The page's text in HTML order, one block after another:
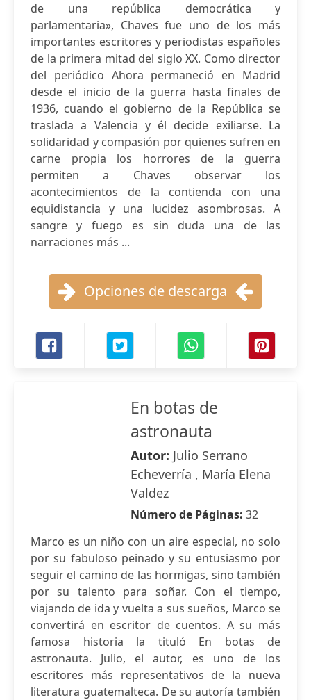
de una república democrática y
parlamentaria», Chaves fue uno de los más
importantes escritores y periodistas españoles
de la primera mitad del siglo XX. Como director
del periódico Ahora permaneció en Madrid
desde el inicio de la guerra hasta finales de
1936, cuando el gobierno de la República se
traslada a Valencia y él decide exiliarse. La
solidaridad y compasión por quienes sufren en
carne propia los horrores de la guerra
permiten a Chaves observar los
acontecimientos de la contienda con una
equidistancia y una lucidez asombrosas. A
sangre y fuego es sin duda una de las
narraciones más ...
Opciones de descarga
En botas de
astronauta
Autor: Julio Serrano
Echeverría , María Elena
Valdez
Número de Páginas: 32
Marco es un niño con un aire especial, no solo
por su fabuloso peinado y su entusiasmo por
seguir el camino de las hormigas, sino también
por su talento para soñar. Con el tiempo,
viajando de ida y vuelta a sus sueños, Marco se
convertirá en escritor de cuentos. A su más
famosa historia la tituló En botas de
astronauta. ​Julio, el autor, es uno de los
escritores más representativos de la nueva
literatura guatemalteca. De su autoría también